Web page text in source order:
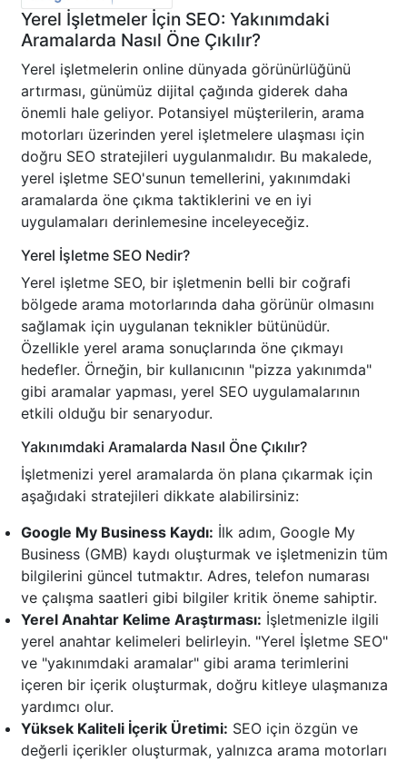
Yerel İşletmeler İçin SEO: Yakınımdaki
Aramalarda Nasıl Öne Çıkılır?
Yerel işletmelerin online dünyada görünürlüğünü
artırması, günümüz dijital çağında giderek daha
önemli hale geliyor. Potansiyel müşterilerin, arama
motorları üzerinden yerel işletmelere ulaşması için
doğru SEO stratejileri uygulanmalıdır. Bu makalede,
yerel işletme SEO'sunun temellerini, yakınımdaki
aramalarda öne çıkma taktiklerini ve en iyi
uygulamaları derinlemesine inceleyeceğiz.
Yerel İşletme SEO Nedir?
Yerel işletme SEO, bir işletmenin belli bir coğrafi
bölgede arama motorlarında daha görünür olmasını
sağlamak için uygulanan teknikler bütünüdür.
Özellikle yerel arama sonuçlarında öne çıkmayı
hedefler. Örneğin, bir kullanıcının "pizza yakınımda"
gibi aramalar yapması, yerel SEO uygulamalarının
etkili olduğu bir senaryodur.
Yakınımdaki Aramalarda Nasıl Öne Çıkılır?
İşletmenizi yerel aramalarda ön plana çıkarmak için
aşağıdaki stratejileri dikkate alabilirsiniz:
Google My Business Kaydı: İlk adım, Google My
Business (GMB) kaydı oluşturmak ve işletmenizin tüm
bilgilerini güncel tutmaktır. Adres, telefon numarası
ve çalışma saatleri gibi bilgiler kritik öneme sahiptir.
Yerel Anahtar Kelime Araştırması: İşletmenizle ilgili
yerel anahtar kelimeleri belirleyin. "Yerel İşletme SEO"
ve "yakınımdaki aramalar" gibi arama terimlerini
içeren bir içerik oluşturmak, doğru kitleye ulaşmanıza
yardımcı olur.
Yüksek Kaliteli İçerik Üretimi: SEO için özgün ve
değerli içerikler oluşturmak, yalnızca arama motorları